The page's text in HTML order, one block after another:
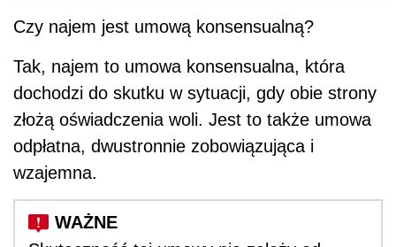
Czy najem jest umową konsensualną?
Tak, najem to umowa konsensualna, która
dochodzi do skutku w sytuacji, gdy obie strony
złożą oświadczenia woli. Jest to także umowa
odpłatna, dwustronnie zobowiązująca i
wzajemna.